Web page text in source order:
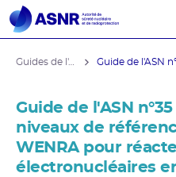
Guides de l'ASNR Guide de l'ASN
Guide de l'ASN
niveaux de
WENRA pour
électronucléaires